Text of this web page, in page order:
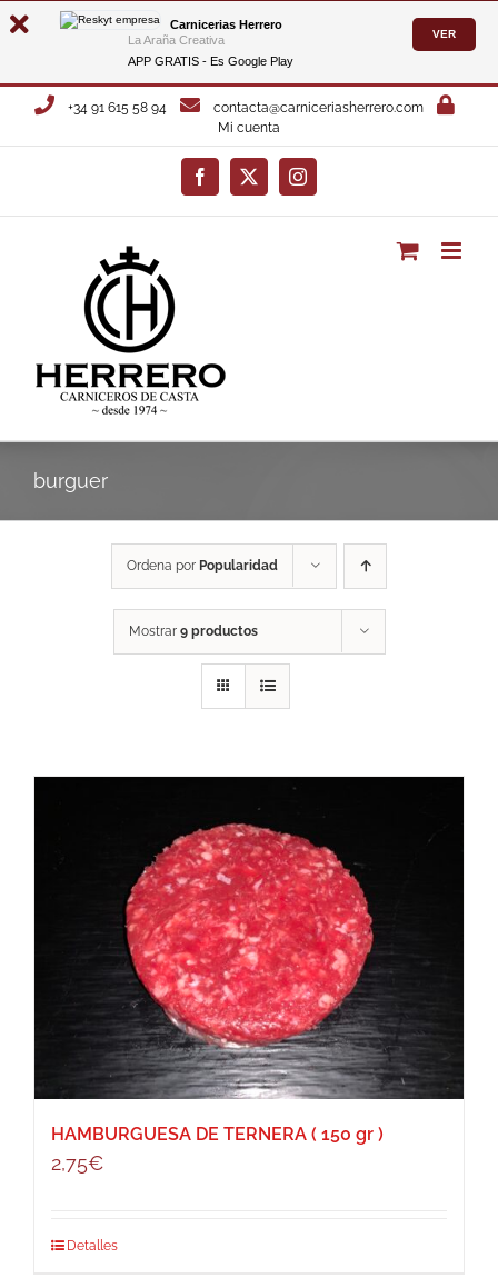
Carnicerias Herrero
La Araña Creativa
APP GRATIS - Es Google Play
VER
Saltar
+34 91 615 58 94
contacta@carniceriasherrero.com
Mi cuenta
Facebook
X Instagram
burguer
Ordena por Popularidad
Mostrar 9 productos
HAMBURGUESA DE TERNERA ( 150 gr )
2,75€
Detalles